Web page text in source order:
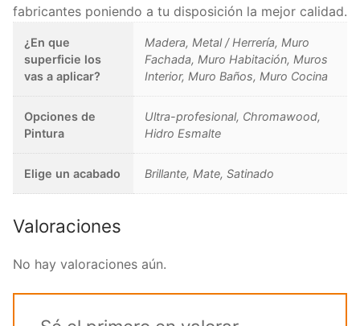
fabricantes poniendo a tu disposición la mejor calidad.
¿En que
superficie los
vas a aplicar?
Madera, Metal / Herrería, Muro
Fachada, Muro Habitación, Muros
Interior, Muro Baños, Muro Cocina
Opciones de
Pintura
Ultra-profesional, Chromawood,
Hidro Esmalte
Elige un acabado Brillante, Mate, Satinado
Valoraciones
No hay valoraciones aún.